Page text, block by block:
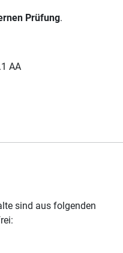
Prüfung.
AA
sind aus folgenden